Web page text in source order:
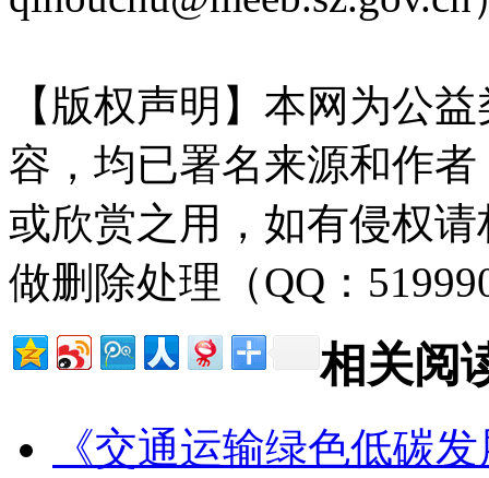
【版权声明】本网为公
容，均已署名来源和作
或欣赏之用，如有侵权
做删除处理（QQ：
相关阅
《交通运输绿色低碳